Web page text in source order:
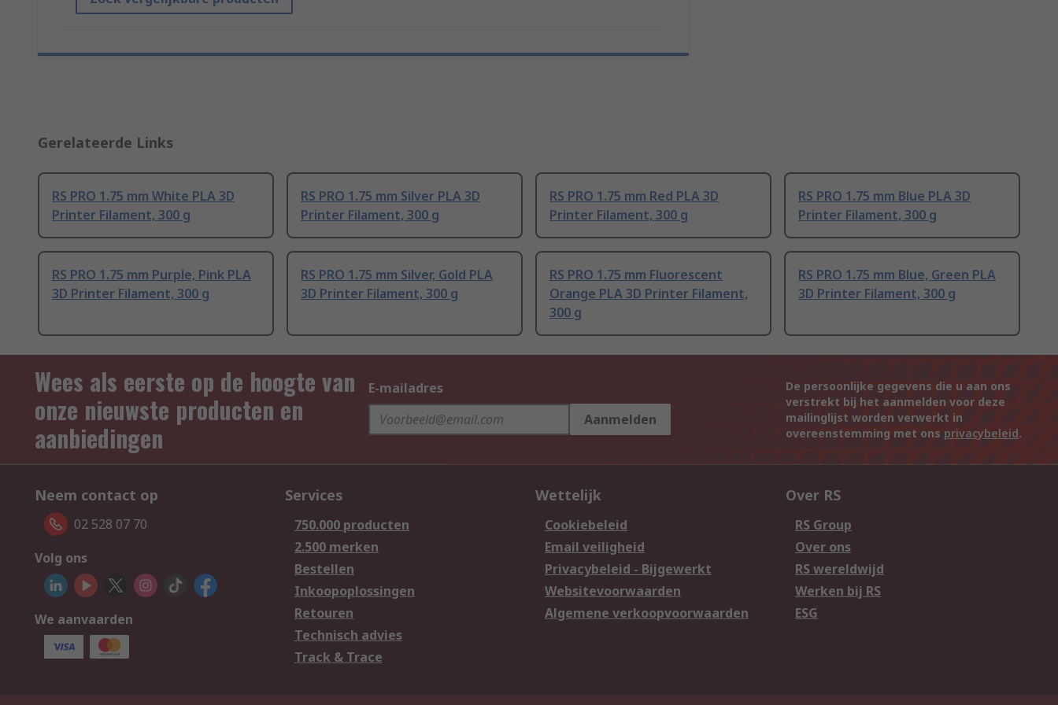
Gerelateerde Links
RS PRO 1.75 mm White PLA 3D
Printer Filament, 300 g
RS PRO 1.75 mm Silver PLA 3D
Printer Filament, 300 g
RS PRO 1.75 mm Red PLA 3D
Printer Filament, 300 g
RS PRO 1.75 mm Blue PLA 3D
Printer Filament, 300 g
RS PRO 1.75 mm Purple, Pink PLA
3D Printer Filament, 300 g
RS PRO 1.75 mm Silver, Gold PLA
3D Printer Filament, 300 g
RS PRO 1.75 mm Fluorescent
Orange PLA 3D Printer Filament,
300 g
RS PRO 1.75 mm Blue, Green PLA
3D Printer Filament, 300 g
Wees als eerste op de hoogte van
onze nieuwste producten en
aanbiedingen
E-mailadres
Aanmelden
De persoonlijke gegevens die u aan ons
verstrekt bij het aanmelden voor deze
mailinglijst worden verwerkt in
overeenstemming met ons privacybeleid.
Neem contact op
02 528 07 70
Volg ons
We aanvaarden
Services
750.000 producten
2.500 merken
Bestellen
Inkoopoplossingen
Retouren
Technisch advies
Track & Trace
Wettelijk
Cookiebeleid
Email veiligheid
Privacybeleid - Bijgewerkt
Websitevoorwaarden
Algemene verkoopvoorwaarden
Over RS
RS Group
Over ons
RS wereldwijd
Werken bij RS
ESG